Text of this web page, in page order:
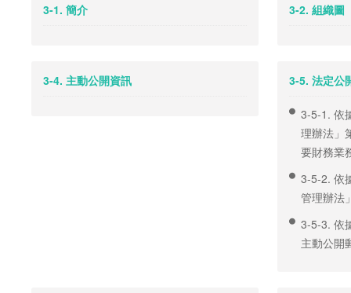
3-1. 簡介 3-2. 組織圖
3-4. 主動公開資訊 3-5. 法定公
3-5-1. 依
理辦法」
要財務業
3-5-2. 依
管理辦法
3-5-3. 依
主動公開